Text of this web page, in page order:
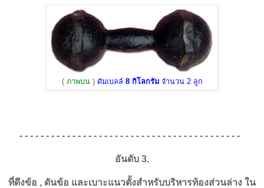
( ภาพบน)ดัมเบลล์ 8 กิโลกรัมจำนวน 2 ลูก
- - - - - - - - - - - - - - - - - - - - - - - - - - - - - - - - - - - - - - - - - -
อันดับ 3.
ที่ดึงข้อ , ดันข้อ และเบาะแนวตั้งสำหรับบริหารท้องส่วนล่าง ใน